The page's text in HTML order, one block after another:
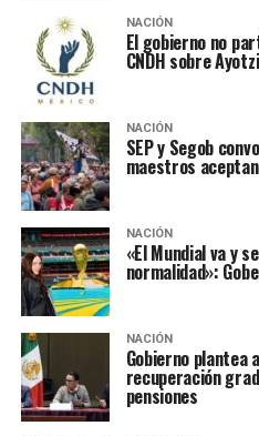
NACIÓN
El gobierno no
CNDH sobre
NACIÓN
SEP y Segob
maestros aceptan
NACIÓN
«El Mundial va y
normalidad»:
NACIÓN
Gobierno plantea
recuperación
pensiones